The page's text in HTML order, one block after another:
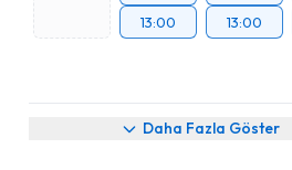
13:00
13:00
Daha Fazla Göster